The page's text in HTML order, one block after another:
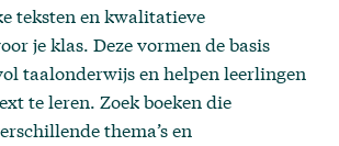
teksten en kwalitatieve
je klas. Deze vormen de basis
taalonderwijs en helpen leerlingen
te leren. Zoek boeken die
thema’s en